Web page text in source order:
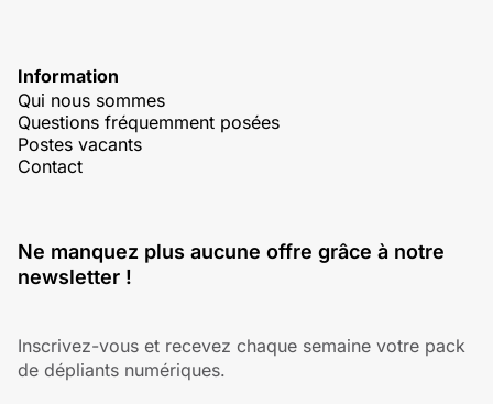
Information
Qui nous sommes
Questions fréquemment posées
Postes vacants
Contact
Ne manquez plus aucune offre grâce à notre
newsletter !
Inscrivez-vous et recevez chaque semaine votre pack
de dépliants numériques.